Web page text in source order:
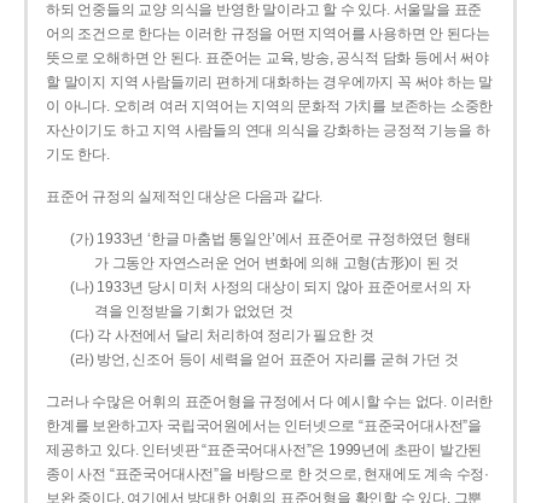
하되 언중들의 교양 의식을 반영한 말이라고 할 수 있다. 서울말을 표준
어의 조건으로 한다는 이러한 규정을 어떤 지역어를 사용하면 안 된다는
뜻으로 오해하면 안 된다. 표준어는 교육, 방송, 공식적 담화 등에서 써야
할 말이지 지역 사람들끼리 편하게 대화하는 경우에까지 꼭 써야 하는 말
이 아니다. 오히려 여러 지역어는 지역의 문화적 가치를 보존하는 소중한
자산이기도 하고 지역 사람들의 연대 의식을 강화하는 긍정적 기능을 하
기도 한다.
표준어 규정의 실제적인 대상은 다음과 같다.
(가) 1933년 ‘한글 마춤법 통일안’에서 표준어로 규정하였던 형태
가 그동안 자연스러운 언어 변화에 의해 고형(古形)이 된 것
(나) 1933년 당시 미처 사정의 대상이 되지 않아 표준어로서의 자
격을 인정받을 기회가 없었던 것
(다) 각 사전에서 달리 처리하여 정리가 필요한 것
(라) 방언, 신조어 등이 세력을 얻어 표준어 자리를 굳혀 가던 것
그러나 수많은 어휘의 표준어형을 규정에서 다 예시할 수는 없다. 이러한
한계를 보완하고자 국립국어원에서는 인터넷으로 “표준국어대사전”을
제공하고 있다. 인터넷판 “표준국어대사전”은 1999년에 초판이 발간된
종이 사전 “표준국어대사전”을 바탕으로 한 것으로, 현재에도 계속 수정·
보완 중이다. 여기에서 방대한 어휘의 표준어형을 확인할 수 있다. 그뿐